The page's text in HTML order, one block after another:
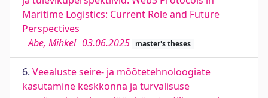
Maritime Logistics: Current Role and Future
Perspectives
Abe, Mihkel 03.06.2025 master's theses
6. Veealuste seire- ja mõõtetehnoloogiate
kasutamine keskkonna ja turvalisuse